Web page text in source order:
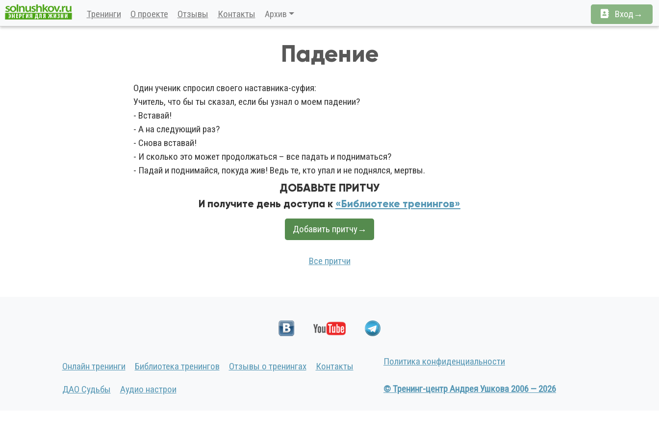
Тренинги О проекте Отзывы Контакты Архив Вход→
Падение
Один ученик спросил своего наставника-суфия:
Учитель, что бы ты сказал, если бы узнал о моем падении?
- Вставай!
- А на следующий раз?
- Снова вставай!
- И сколько это может продолжаться – все падать и подниматься?
- Падай и поднимайся, покуда жив! Ведь те, кто упал и не поднялся, мертвы.
ДОБАВЬТЕ ПРИТЧУ
И получите день доступа к «Библиотеке тренингов»
Добавить притчу→
Все притчи
Онлайн тренинги Библиотека тренингов Отзывы о тренингах Контакты
ДАО Судьбы Аудио настрои
Политика конфиденциальности
© Тренинг-центр Андрея Ушкова 2006 — 2026